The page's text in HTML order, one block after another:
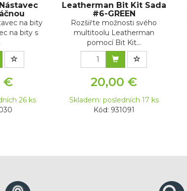
na bity
na bity s
€
26 ks
Leatherman Bit Kit Sada
#6-GREEN
Rozšiřte možnosti svého
multitoolu Leatherman
pomocí Bit Kit...
20,00 €
Skladem: posledních 17 ks
Kód: 931091